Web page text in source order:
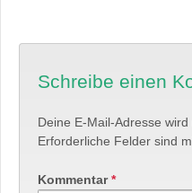
Schreibe einen
Deine E-Mail-Adresse wird
Erforderliche Felder sind
Kommentar*